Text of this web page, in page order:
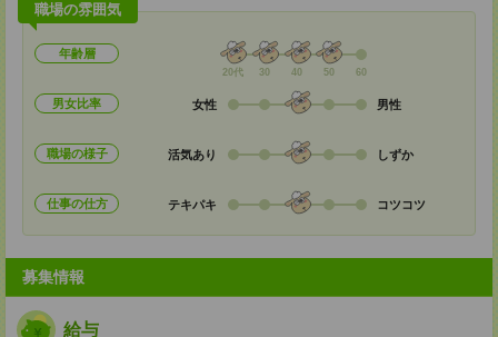
職場の雰囲気
年齢層
20代 30 40 50 60
男女比率 女性 男性
職場の様子 活気あり しずか
仕事の仕方 テキパキ コツコツ
募集情報
給与